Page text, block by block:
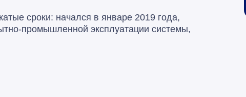
сроки: начался в январе 2019 года,
промышленной эксплуатации системы,